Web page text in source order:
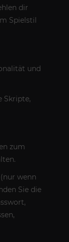
dir
Spielstil
und
Skripte,
zum
wenn
Sie die